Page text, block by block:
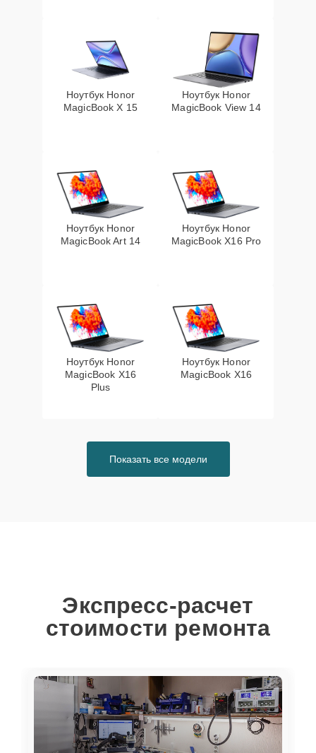
Ноутбук Honor
MagicBook X 15
Ноутбук Honor
MagicBook View 14
Ноутбук Honor
MagicBook Art 14
Ноутбук Honor
MagicBook X16 Pro
Ноутбук Honor
MagicBook X16
Plus
Ноутбук Honor
MagicBook X16
Показать все модели
Экспресс-расчет
стоимости ремонта